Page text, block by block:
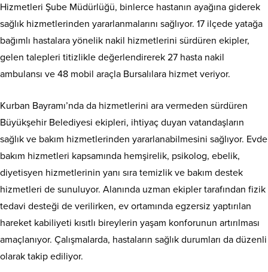
Hizmetleri Şube Müdürlüğü, binlerce hastanın ayağına giderek
sağlık hizmetlerinden yararlanmalarını sağlıyor. 17 ilçede yatağa
bağımlı hastalara yönelik nakil hizmetlerini sürdüren ekipler,
gelen talepleri titizlikle değerlendirerek 27 hasta nakil
ambulansı ve 48 mobil araçla Bursalılara hizmet veriyor.
Kurban Bayramı’nda da hizmetlerini ara vermeden sürdüren
Büyükşehir Belediyesi ekipleri, ihtiyaç duyan vatandaşların
sağlık ve bakım hizmetlerinden yararlanabilmesini sağlıyor. Evde
bakım hizmetleri kapsamında hemşirelik, psikolog, ebelik,
diyetisyen hizmetlerinin yanı sıra temizlik ve bakım destek
hizmetleri de sunuluyor. Alanında uzman ekipler tarafından fizik
tedavi desteği de verilirken, ev ortamında egzersiz yaptırılan
hareket kabiliyeti kısıtlı bireylerin yaşam konforunun artırılması
amaçlanıyor. Çalışmalarda, hastaların sağlık durumları da düzenli
olarak takip ediliyor.